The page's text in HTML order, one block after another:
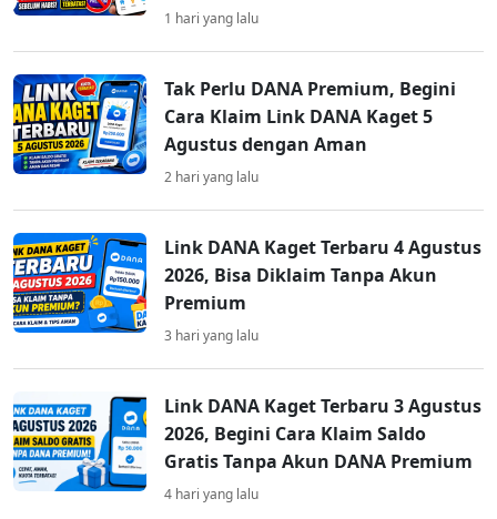
1 hari yang lalu
Tak Perlu DANA Premium, Begini
Cara Klaim Link DANA Kaget 5
Agustus dengan Aman
2 hari yang lalu
Link DANA Kaget Terbaru 4 Agustus
2026, Bisa Diklaim Tanpa Akun
Premium
3 hari yang lalu
Link DANA Kaget Terbaru 3 Agustus
2026, Begini Cara Klaim Saldo
Gratis Tanpa Akun DANA Premium
4 hari yang lalu